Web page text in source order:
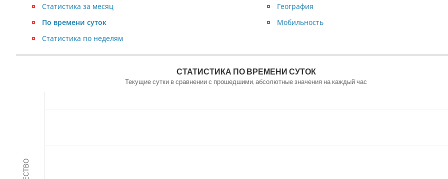
Статистика за месяц
География
По времени суток
Мобильность
Статистика по неделям
СТАТИСТИКА ПО ВРЕМЕНИ СУТОК
Текущие сутки в сравнении с прошедшими, абсолютные значения на каждый час